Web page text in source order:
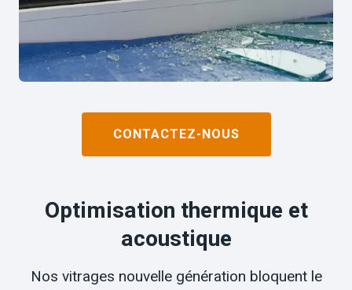
CONTACTEZ-NOUS
Optimisation thermique et
acoustique
Nos vitrages nouvelle génération bloquent le